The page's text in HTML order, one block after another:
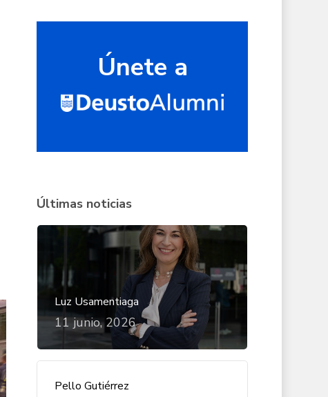
Únete a
Últimas noticias
Luz Usamentiaga
11 junio, 2026
Pello Gutiérrez